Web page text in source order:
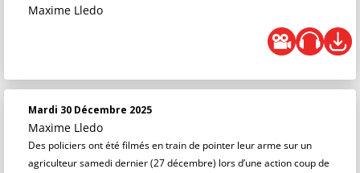
Maxime Lledo
Mardi 30 Décembre 2025
Maxime Lledo
Des policiers ont été filmés en train de pointer leur arme sur un
agriculteur samedi dernier (27 décembre) lors d’une action coup de